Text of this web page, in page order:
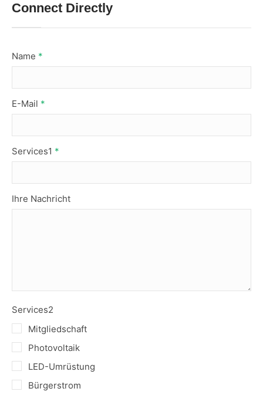
Connect Directly
Name *
E-Mail *
Services1 *
Ihre Nachricht
Services2
Mitgliedschaft
Photovoltaik
LED-Umrüstung
Bürgerstrom